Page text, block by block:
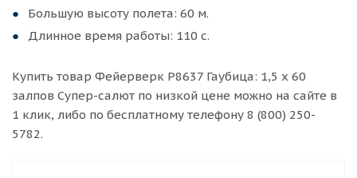
Большую высоту полета: 60 м.
Длинное время работы: 110 с.
Купить товар Фейерверк Р8637 Гаубица: 1,5 х 60
залпов Супер-салют по низкой цене можно на сайте в
1 клик, либо по бесплатному телефону 8 (800) 250-
5782.